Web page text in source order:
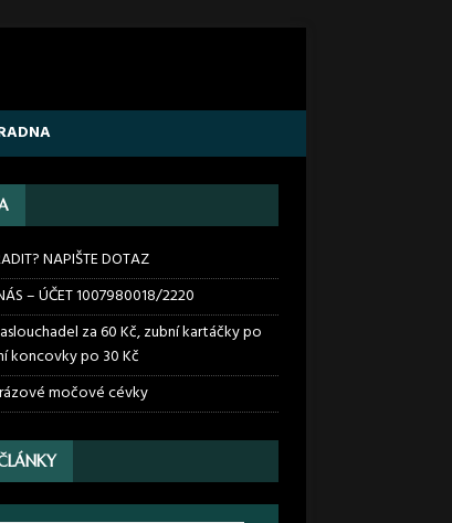
NAPIŠTE DOTAZ
– ÚČET 1007980018/2220
za 60 Kč, zubní kartáčky po
koncovky po 30 Kč
močové cévky